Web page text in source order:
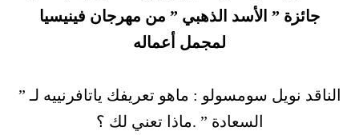
جائزة ” الأسد الذهبي ” من مهرجان فينيسيا
لمجمل أعماله
الناقد نويل سومسولو : ماهو تعريفك ياتافرنييه لـ ”
السعادة ” .ماذا تعني لك ؟